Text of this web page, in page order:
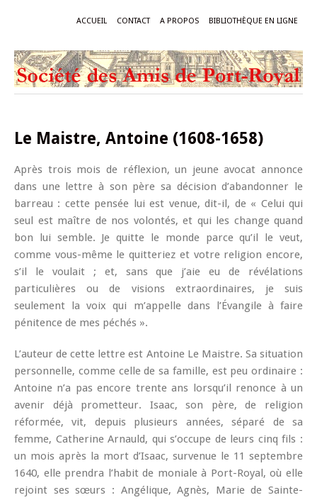
ACCUEIL CONTACT A PROPOS BIBLIOTHÈQUE EN LIGNE
Le Maistre, Antoine (1608-1658)
Après trois mois de réflexion, un jeune avocat annonce
dans une lettre à son père sa décision d’abandonner le
barreau : cette pensée lui est venue, dit-il, de « Celui qui
seul est maître de nos volontés, et qui les change quand
bon lui semble. Je quitte le monde parce qu’il le veut,
comme vous-même le quitteriez et votre religion encore,
s’il le voulait ; et, sans que j’aie eu de révélations
particulières ou de visions extraordinaires, je suis
seulement la voix qui m’appelle dans l’Évangile à faire
pénitence de mes péchés ».
L’auteur de cette lettre est Antoine Le Maistre. Sa situation
personnelle, comme celle de sa famille, est peu ordinaire :
Antoine n’a pas encore trente ans lorsqu’il renonce à un
avenir déjà prometteur. Isaac, son père, de religion
réformée, vit, depuis plusieurs années, séparé de sa
femme, Catherine Arnauld, qui s’occupe de leurs cinq fils :
un mois après la mort d’Isaac, survenue le 11 septembre
1640, elle prendra l’habit de moniale à Port-Royal, où elle
rejoint ses sœurs : Angélique, Agnès, Marie de Sainte-